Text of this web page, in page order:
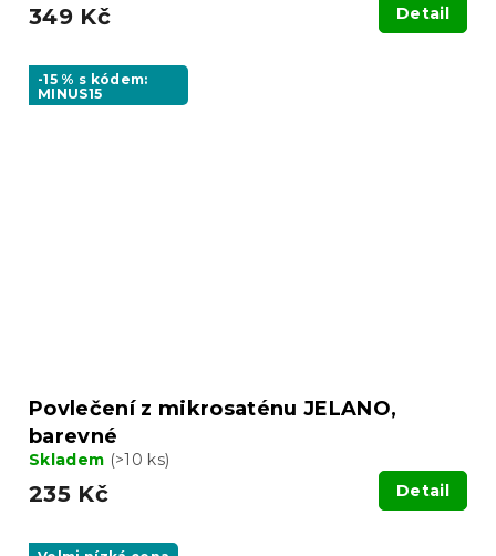
349 Kč Detail
-15 % s kódem:
MINUS15
Povlečení z mikrosaténu JELANO,
barevné
Skladem (>10 ks)
235 Kč Detail